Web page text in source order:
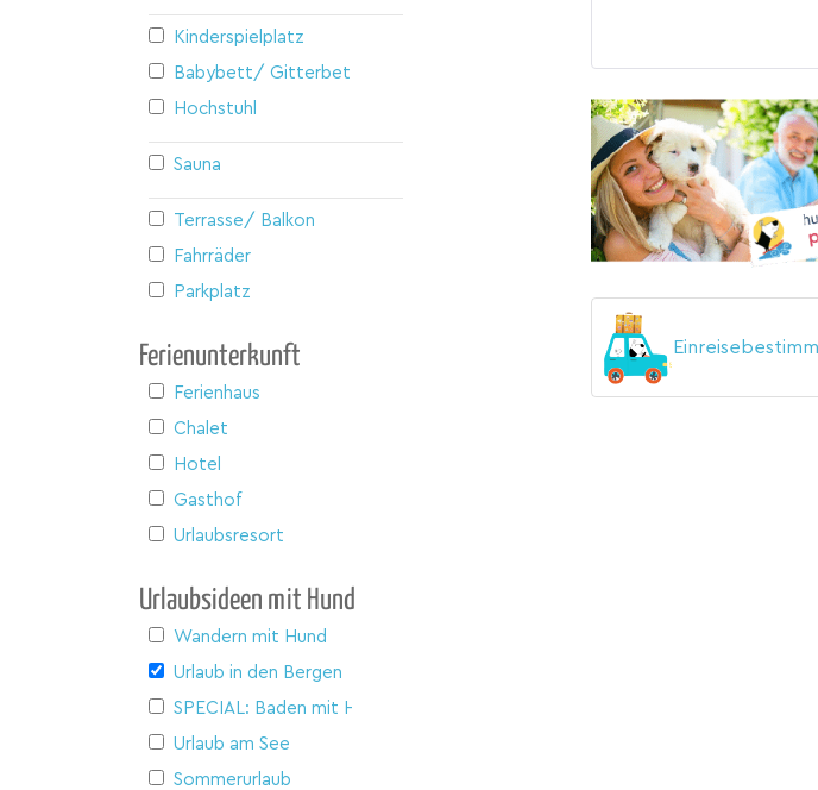
Kinderspielplatz
Babybett/ Gitterbett
Hochstuhl
Sauna
Terrasse/ Balkon
Fahrräder
Parkplatz
Ferienunterkunft
Ferienhaus
Chalet
Hotel
Gasthof
Urlaubsresort
Urlaubsideen mit Hund
Wandern mit Hund
Urlaub in den Bergen
SPECIAL: Baden mit Hund
Urlaub am See
Sommerurlaub